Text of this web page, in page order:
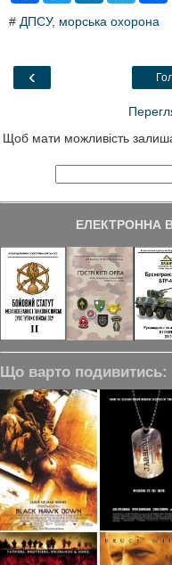
e
o
t
k
e
a
# ДПСУ, морська охорона
‹
Щоб мати можливість
ЕЛЕКТРОННА
Що варто подивитись: